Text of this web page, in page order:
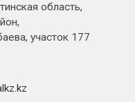
область,
участок 177